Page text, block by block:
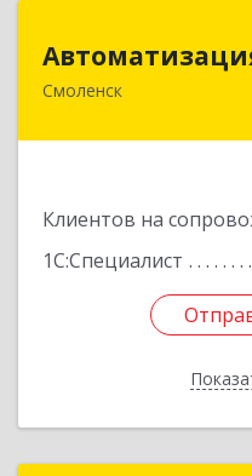
Смоленск
Клиентов на
1С:Специалист
214019,